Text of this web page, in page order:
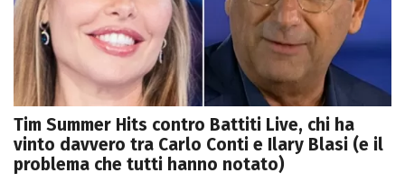
Tim Summer Hits contro Battiti Live, chi ha
vinto davvero tra Carlo Conti e Ilary Blasi (e il
problema che tutti hanno notato)